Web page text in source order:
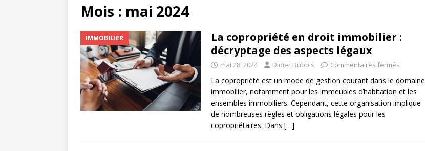
[ juillet 30, 2026 ]
AVOCAT
[ août 4, 2026 ]
Rapports circonstanciés : exemples pratiques pour les avocats
Mois : mai 2024
IMMOBILIER
La copropriété en droit immobilier :
décryptage des aspects légaux
mai 28, 2024 Didier Dubois Commentaires fermés
La copropriété est un mode de gestion courant dans le domaine
immobilier, notamment pour les immeubles d’habitation et les
ensembles immobiliers. Cependant, cette organisation implique
de nombreuses règles et obligations légales pour les
copropriétaires. Dans […]